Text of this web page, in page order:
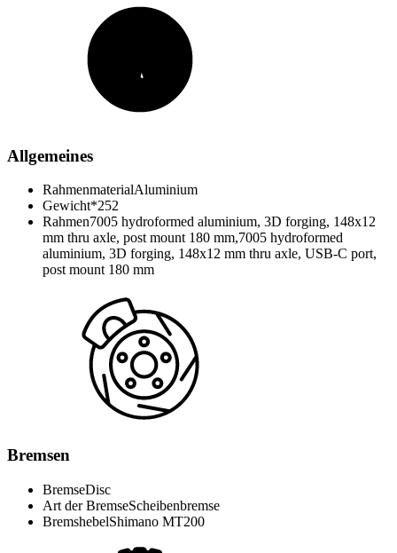
Allgemeines
RahmenmaterialAluminium
Gewicht*252
Rahmen7005 hydroformed aluminium, 3D forging, 148x12
mm thru axle, post mount 180 mm,7005 hydroformed
aluminium, 3D forging, 148x12 mm thru axle, USB-C port,
post mount 180 mm
Bremsen
BremseDisc
Art der BremseScheibenbremse
BremshebelShimano MT200